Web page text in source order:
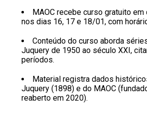
MAOC recebe curso gratuito
nos dias 16, 17 e 18/01, com
Conteúdo do curso aborda
Juquery de 1950 ao século XXI,
períodos.
Material registra dados
Juquery (1898) e do MAOC
reaberto em 2020).